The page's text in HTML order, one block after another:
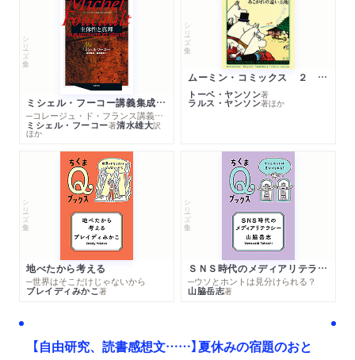
シリーズ・全集
ミシェル・フーコー講義集成１０ 主体性と真理
─コレージュ・ド・フランス講義１９８０－１９８１年度
ミシェル・フーコー著清水雄大訳
ほか
シリーズ・全集
ムーミン・コミックス ２ あこがれの遠い土地
トーベ・ヤンソン著
ラルス・ヤンソン著ほか
シリーズ・全集
地べたから考える
─世界はそこだけじゃないから
ブレイディみかこ著
シリーズ・全集
ＳＮＳ時代のメディアリテラシー
─ウソとホントは見分けられる？
山脇岳志著
【自由研究、読書感想文……】夏休みの宿題のおと